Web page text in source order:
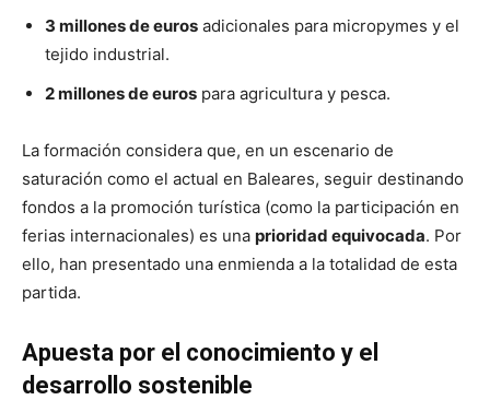
3 millones de euros adicionales para micropymes y el
tejido industrial.
2 millones de euros para agricultura y pesca.
La formación considera que, en un escenario de
saturación como el actual en Baleares, seguir destinando
fondos a la promoción turística (como la participación en
ferias internacionales) es una prioridad equivocada. Por
ello, han presentado una enmienda a la totalidad de esta
partida.
Apuesta por el conocimiento y el
desarrollo sostenible